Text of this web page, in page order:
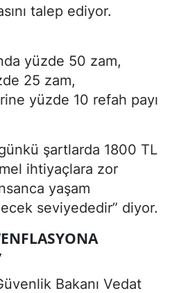
talep ediyor.
yüzde 50 zam,
25 zam,
yüzde 10 refah payı
şartlarda 1800 TL
ihtiyaçlara zor
yaşam
seviyededir” diyor.
Bakanı Vedat